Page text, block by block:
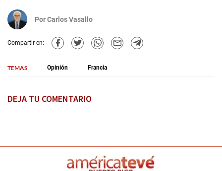
PorCarlos Vasallo
Compartir en:
TEMAS Opinión Francia
DEJA TU COMENTARIO